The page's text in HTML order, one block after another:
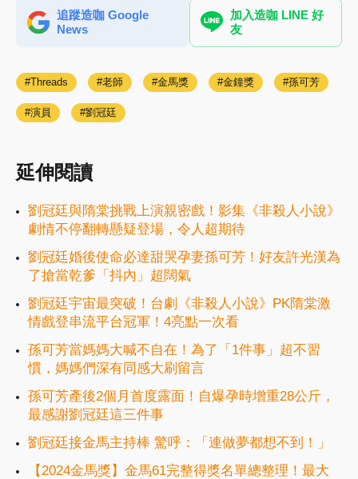
追蹤造咖 Google
News
加入造咖 LINE 好
友
Threads 老師 金馬獎 金鐘獎 孫可芳
演員 劉冠廷
延伸閱讀
劉冠廷與隋棠挑戰上演親密戲！影集《非殺人小說》
劇情不停翻轉懸疑登場，令人超期待
劉冠廷婚後使命必達甜哭孕妻孫可芳！好友許光漢為
了搶當乾爹「抖內」超闊氣
劉冠廷宇宙最突破！台劇《非殺人小說》PK隋棠激
情戲登串流平台冠軍！4亮點一次看
孫可芳當媽媽大喊不自在！為了「1件事」超不習
慣，媽媽們深有同感大刷留言
孫可芳產後2個月首度露面！自爆孕時增重28公斤，
最感謝劉冠廷這三件事
劉冠廷接金馬主持棒 驚呼：「連做夢都想不到！」
【2024金馬獎】金馬61完整得獎名單總整理！最大